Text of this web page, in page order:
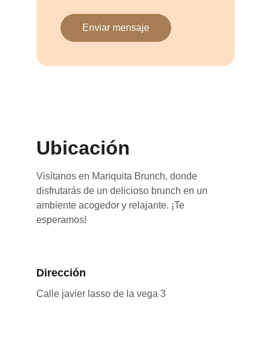
Enviar mensaje
Ubicación
Visítanos en Mariquita Brunch, donde
disfrutarás de un delicioso brunch en un
ambiente acogedor y relajante. ¡Te
esperamos!
Dirección
Calle javier lasso de la vega 3